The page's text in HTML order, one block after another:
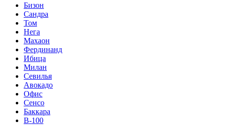
Бизон
Сандра
Том
Нега
Махаон
Фердинанд
Ибица
Милан
Севилья
Авокадо
Офис
Сенсо
Баккара
В-100